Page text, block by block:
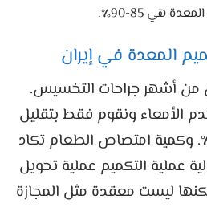
هي 85-90٪.
المعدة في إيران
من أشهر جراحات التخسيس.
الأمعاء ونقوم فقط بتقليل
المعدة بنسبة 75٪. وكمية امتصاص الطعام تكاد
عملية التكميم عملية تحويل
ليست معقدة مثل المجازة